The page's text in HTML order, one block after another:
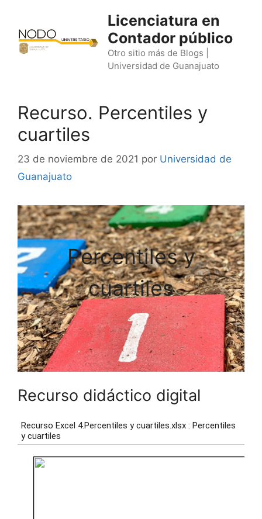
contenido
Licenciatura en
Contador público
Otro sitio más de Blogs |
Universidad de Guanajuato
Recurso. Percentiles y
cuartiles
23 de noviembre de 2021 por Universidad de
Guanajuato
Percentiles y
cuartiles
Recurso didáctico digital